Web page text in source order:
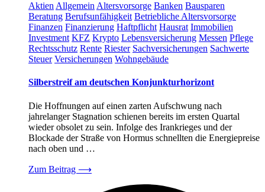
Aktien Allgemein Altersvorsorge Banken Bausparen
Beratung Berufsunfähigkeit Betriebliche Altersvorsorge
Finanzen Finanzierung Haftpflicht Hausrat Immobilien
Investment KFZ Krypto Lebensversicherung Messen Pflege
Rechtsschutz Rente Riester Sachversicherungen Sachwerte
Steuer Versicherungen Wohngebäude
Silberstreif am deutschen Konjunkturhorizont
Die Hoffnungen auf einen zarten Aufschwung nach
jahrelanger Stagnation schienen bereits im ersten Quartal
wieder obsolet zu sein. Infolge des Irankrieges und der
Blockade der Straße von Hormus schnellten die Energiepreise
nach oben und …
Zum Beitrag ⟶